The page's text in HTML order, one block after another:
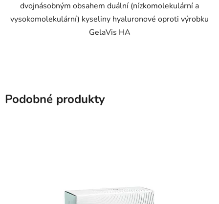
dvojnásobným obsahem duální (nízkomolekulární a
vysokomolekulární) kyseliny hyaluronové oproti výrobku
GelaVis HA
Podobné produkty